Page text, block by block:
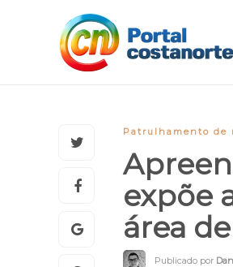
Patrulhamento de
expõe
área
Publicado por